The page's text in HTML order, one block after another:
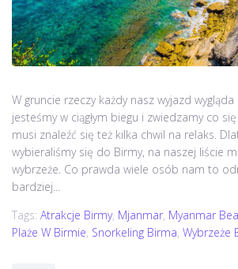
W gruncie rzeczy każdy nasz wyjazd
jesteśmy w ciągłym biegu i zwiedzamy co
musi znaleźć się też kilka chwil na relaks.
wybieraliśmy się do Birmy, na naszej liście
wybrzeże. Co prawda wiele osób nam to
bardziej...
Tags: Atrakcje Birmy, Mjanmar, Myanmar
Plaże W Birmie, Snorkeling Birma, Wybrzeże